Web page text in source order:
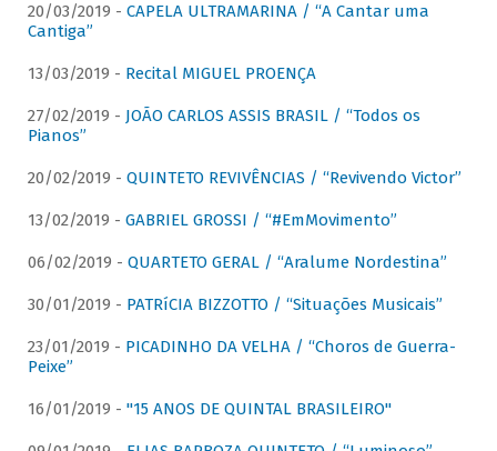
20/03/2019 - CAPELA ULTRAMARINA / “A Cantar uma
Cantiga”
13/03/2019 - Recital MIGUEL PROENÇA
27/02/2019 - JOÃO CARLOS ASSIS BRASIL / “Todos os
Pianos”
20/02/2019 - QUINTETO REVIVÊNCIAS / “Revivendo Victor”
13/02/2019 - GABRIEL GROSSI / “#EmMovimento”
06/02/2019 - QUARTETO GERAL / “Aralume Nordestina”
30/01/2019 - PATRíCIA BIZZOTTO / “Situações Musicais”
23/01/2019 - PICADINHO DA VELHA / “Choros de Guerra-
Peixe”
16/01/2019 - "15 ANOS DE QUINTAL BRASILEIRO"